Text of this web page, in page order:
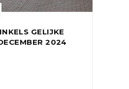
GELIJKE
2024